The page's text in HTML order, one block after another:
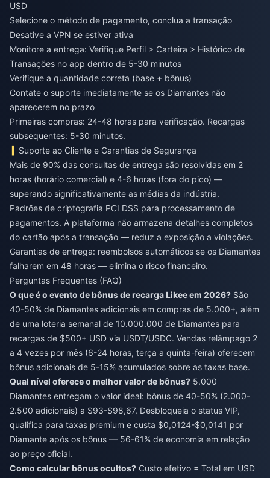
USD
Selecione o método de pagamento, conclua a transação
Desative a VPN se estiver ativa
Monitore a entrega: Verifique Perfil > Carteira > Histórico de
Transações no app dentro de 5-30 minutos
Verifique a quantidade correta (base + bônus)
Contate o suporte imediatamente se os Diamantes não
aparecerem no prazo
Primeiras compras: 24-48 horas para verificação. Recargas
subsequentes: 5-30 minutos.
Suporte ao Cliente e Garantias de Segurança
Mais de 90% das consultas de entrega são resolvidas em 2
horas (horário comercial) e 4-6 horas (fora do pico) —
superando significativamente as médias da indústria.
Padrões de criptografia PCI DSS para processamento de
pagamentos. A plataforma não armazena detalhes completos
do cartão após a transação — reduz a exposição a violações.
Garantias de entrega: reembolsos automáticos se os Diamantes
falharem em 48 horas — elimina o risco financeiro.
Perguntas Frequentes (FAQ)
O que é o evento de bônus de recarga Likee em 2026? São
40-50% de Diamantes adicionais em compras de 5.000+, além
de uma loteria semanal de 10.000.000 de Diamantes para
recargas de $500+ USD via USDT/USDC. Vendas relâmpago 2
a 4 vezes por mês (6-24 horas, terça a quinta-feira) oferecem
bônus adicionais de 5-15% acumulados sobre as taxas base.
Qual nível oferece o melhor valor de bônus? 5.000
Diamantes entregam o valor ideal: bônus de 40-50% (2.000-
2.500 adicionais) a $93-$98,67. Desbloqueia o status VIP,
qualifica para taxas premium e custa $0,0124-$0,0141 por
Diamante após os bônus — 56-61% de economia em relação
ao preço oficial.
Como calcular bônus ocultos? Custo efetivo = Total em USD